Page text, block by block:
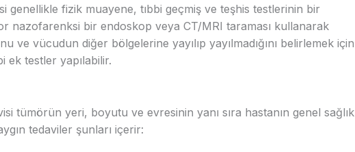
genellikle fizik muayene, tıbbi geçmiş ve teşhis testlerinin bir
nazofarenksi bir endoskop veya CT/MRI taraması kullanarak
ve vücudun diğer bölgelerine yayılıp yayılmadığını belirlemek için
ek testler yapılabilir.
tümörün yeri, boyutu ve evresinin yanı sıra hastanın genel sağlık
tedaviler şunları içerir: